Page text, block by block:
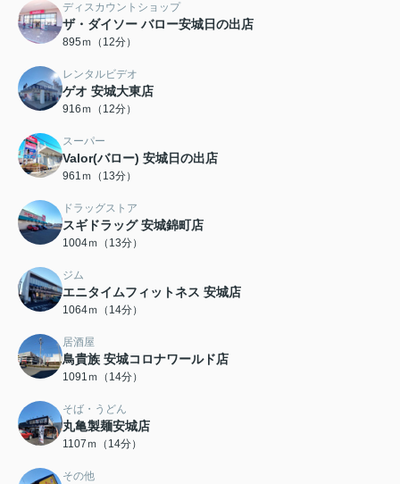
ディスカウントショップ
ザ・ダイソー バロー安城日の出店
895ｍ（12分）
レンタルビデオ
ゲオ 安城大東店
916ｍ（12分）
スーパー
Valor(バロー) 安城日の出店
961ｍ（13分）
ドラッグストア
スギドラッグ 安城錦町店
1004ｍ（13分）
ジム
エニタイムフィットネス 安城店
1064ｍ（14分）
居酒屋
鳥貴族 安城コロナワールド店
1091ｍ（14分）
そば・うどん
丸亀製麺安城店
1107ｍ（14分）
その他